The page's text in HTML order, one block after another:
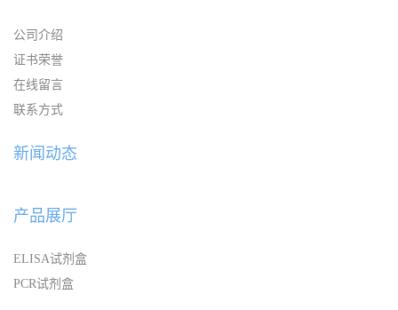
公司介绍
证书荣誉
在线留言
联系方式
新闻动态
产品展厅
ELISA试剂盒
PCR试剂盒